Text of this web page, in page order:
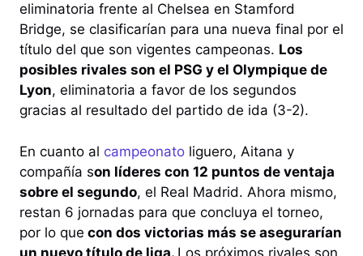
eliminatoria frente al Chelsea en Stamford
Bridge, se clasificarían para una nueva final por el
título del que son vigentes campeonas. Los
posibles rivales son el PSG y el Olympique de
Lyon, eliminatoria a favor de los segundos
gracias al resultado del partido de ida (3-2).
En cuanto al campeonato liguero, Aitana y
compañía son líderes con 12 puntos de ventaja
sobre el segundo, el Real Madrid. Ahora mismo,
restan 6 jornadas para que concluya el torneo,
por lo que con dos victorias más se asegurarían
un nuevo título de liga. Los próximos rivales son